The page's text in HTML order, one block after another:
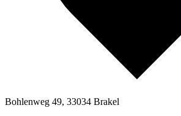
Bohlenweg 49, 33034 Brakel